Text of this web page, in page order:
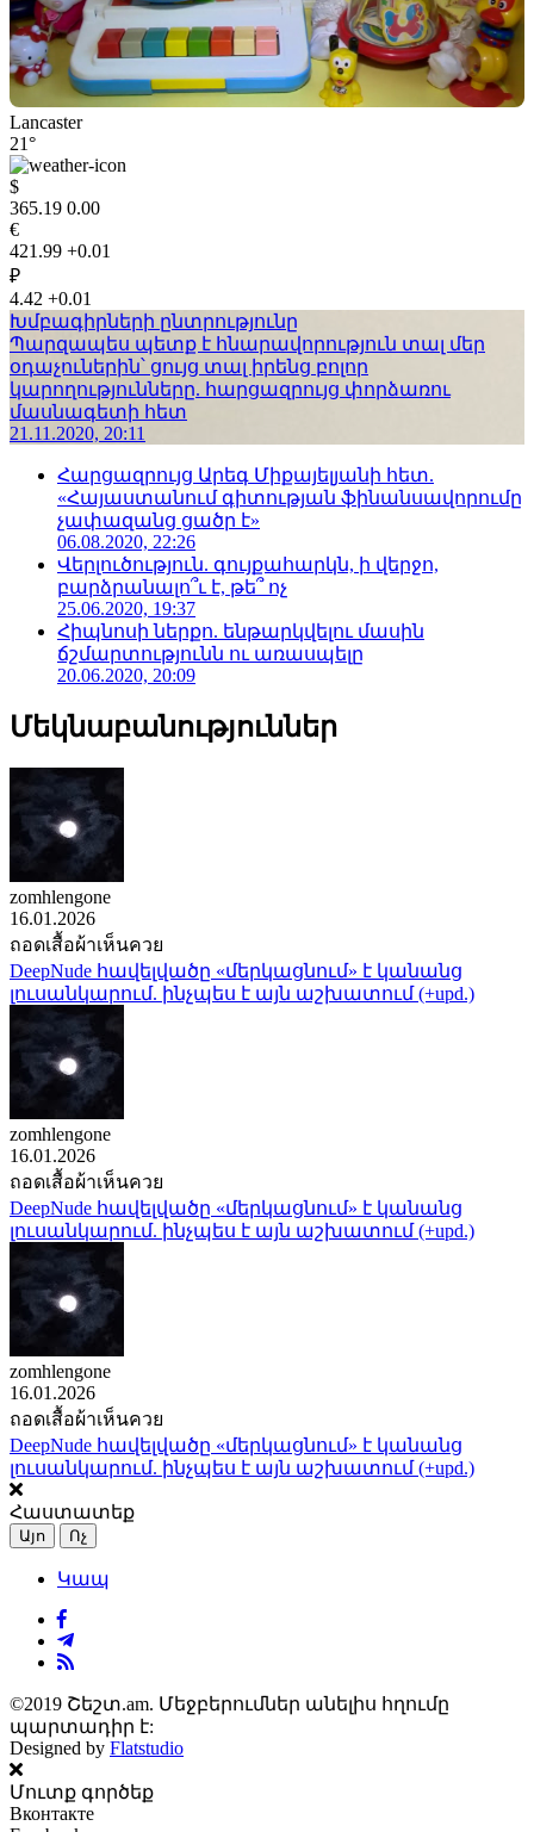
Lancaster
21°
$
365.19 0.00
€
421.99 +0.01
₽
4.42 +0.01
Խմբագիրների ընտրությունը
Պարզապես պետք է հնարավորություն տալ մեր
օդաչուներին՝ ցույց տալ իրենց բոլոր
կարողությունները. հարցազրույց փորձառու
մասնագետի հետ
21.11.2020, 20:11
Հարցազրույց Արեգ Միքայելյանի հետ.
«Հայաստանում գիտության ֆինանսավորումը
չափազանց ցածր է»
06.08.2020, 22:26
Վերլուծություն. գույքահարկն, ի վերջո,
բարձրանալո՞ւ է, թե՞ ոչ
25.06.2020, 19:37
Հիպնոսի ներքո. ենթարկվելու մասին
ճշմարտությունն ու առասպելը
20.06.2020, 20:09
Մեկնաբանություններ
zomhlengone
16.01.2026
ถอดเสื้อผ้าเห็นควย
DeepNude հավելվածը «մերկացնում» է կանանց
լուսանկարում. ինչպես է այն աշխատում (+upd.)
zomhlengone
16.01.2026
ถอดเสื้อผ้าเห็นควย
DeepNude հավելվածը «մերկացնում» է կանանց
լուսանկարում. ինչպես է այն աշխատում (+upd.)
zomhlengone
16.01.2026
ถอดเสื้อผ้าเห็นควย
DeepNude հավելվածը «մերկացնում» է կանանց
լուսանկարում. ինչպես է այն աշխատում (+upd.)
Հաստատեք
Այո Ոչ
Կապ
©2019 Շեշտ.am. Մեջբերումներ անելիս հղումը
պարտադիր է:
Designed by Flatstudio
Մուտք գործեք
Вконтакте